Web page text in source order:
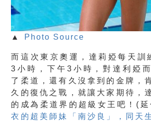
▲ Photo Source
而這次東京奧運，達莉婭每天訓
3小時，下午3小時，對達利婭
了柔道，還有久沒拿到的金牌，
久的復仇之戰，就讓大家期待，
的成為柔道界的超級女王吧！(延
衣的超美師妹「南沙良」，同天